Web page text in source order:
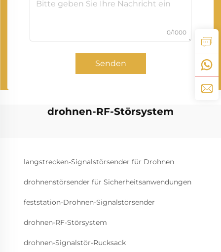
0/1000
Senden
drohnen-RF-Störsystem
langstrecken-Signalstörsender für Drohnen
drohnenstörsender für Sicherheitsanwendungen
feststation-Drohnen-Signalstörsender
drohnen-RF-Störsystem
drohnen-Signalstör-Rucksack